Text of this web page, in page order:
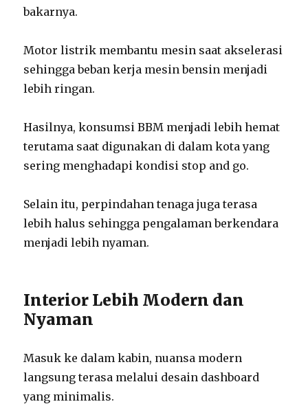
bakarnya.
Motor listrik membantu mesin saat akselerasi
sehingga beban kerja mesin bensin menjadi
lebih ringan.
Hasilnya, konsumsi BBM menjadi lebih hemat
terutama saat digunakan di dalam kota yang
sering menghadapi kondisi stop and go.
Selain itu, perpindahan tenaga juga terasa
lebih halus sehingga pengalaman berkendara
menjadi lebih nyaman.
Interior Lebih Modern dan
Nyaman
Masuk ke dalam kabin, nuansa modern
langsung terasa melalui desain dashboard
yang minimalis.